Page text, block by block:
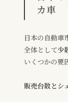
カ車
日本の自動車
全体として少
いくつかの要
販売台数とシ